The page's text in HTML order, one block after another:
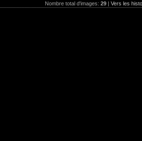
Nombre total d'images: 29 | Vers les